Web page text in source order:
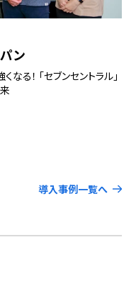
ン
る！ 「セブンセントラル」
導入事例一覧へ